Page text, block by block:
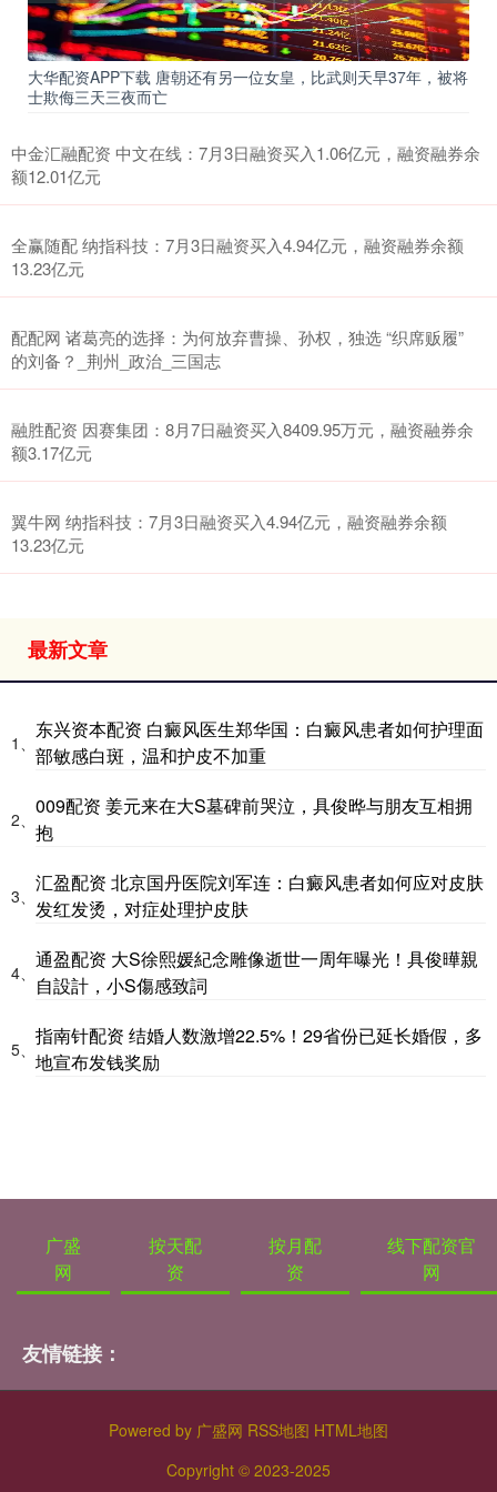
大华配资APP下载 唐朝还有另一位女皇，比武则天早37年，被将
士欺侮三天三夜而亡
中金汇融配资 中文在线：7月3日融资买入1.06亿元，融资融券余
额12.01亿元
全赢随配 纳指科技：7月3日融资买入4.94亿元，融资融券余额
13.23亿元
配配网 诸葛亮的选择：为何放弃曹操、孙权，独选 “织席贩履”
的刘备？_荆州_政治_三国志
融胜配资 因赛集团：8月7日融资买入8409.95万元，融资融券余
额3.17亿元
翼牛网 纳指科技：7月3日融资买入4.94亿元，融资融券余额
13.23亿元
最新文章
1、
东兴资本配资 白癜风医生郑华国：白癜风患者如何护理面
部敏感白斑，温和护皮不加重
2、
009配资 姜元来在大S墓碑前哭泣，具俊晔与朋友互相拥
抱
3、
汇盈配资 北京国丹医院刘军连：白癜风患者如何应对皮肤
发红发烫，对症处理护皮肤
4、
通盈配资 大S徐熙媛紀念雕像逝世一周年曝光！具俊曄親
自設計，小S傷感致詞
5、
指南针配资 结婚人数激增22.5%！29省份已延长婚假，多
地宣布发钱奖励
广盛
网
按天配
资
按月配
资
线下配资官
网
友情链接：
Powered by 广盛网 RSS地图 HTML地图
Copyright © 2023-2025